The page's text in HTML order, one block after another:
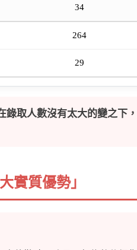
34
264
29
取人數沒有太大的變之下
實質優勢」